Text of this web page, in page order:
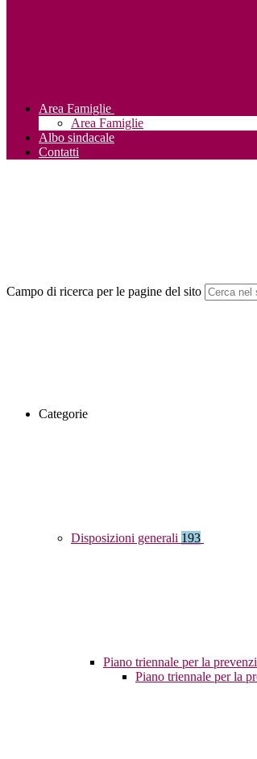
Area Famiglie
Area Famiglie
Albo sindacale
Contatti
Campo di ricerca per le pagine del sito
Categorie
Disposizioni generali 193
Piano triennale per la
Piano triennale per la